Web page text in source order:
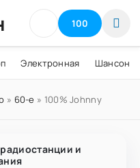
100
Электронная Шансон
» 60-е » 100% Johnny
и